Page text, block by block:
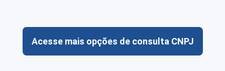
Acesse mais opções de consulta CNPJ